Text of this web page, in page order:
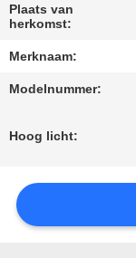
CONTACT
MET
EEN
Plaats van
herkomst:
Merknaam:
Modelnummer:
Hoog licht: